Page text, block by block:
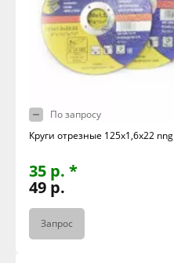
По запросу
Круги отрезные 125х1,6х22 nng
35 р. *
49 р.
Запрос